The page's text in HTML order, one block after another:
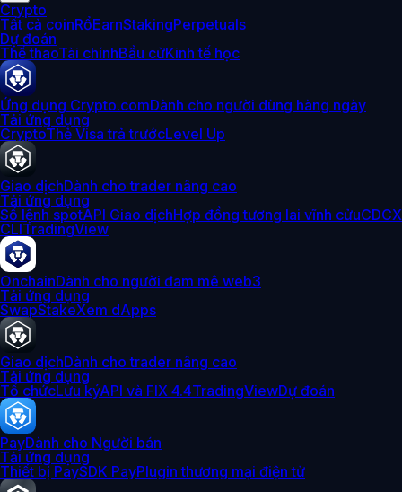
Crypto
Tất cả coinRổEarnStakingPerpetuals
Dự đoán
Thể thaoTài chínhBầu cửKinh tế học
Ứng dụng Crypto.comDành cho người dùng hàng ngày
Tải ứng dụng
CryptoThẻ Visa trả trướcLevel Up
Giao dịchDành cho trader nâng cao
Tải ứng dụng
Sổ lệnh spotAPI Giao dịchHợp đồng tương lai vĩnh cửuCDCX
CLITradingView
OnchainDành cho người đam mê web3
Tải ứng dụng
SwapStakeXem dApps
Giao dịchDành cho trader nâng cao
Tải ứng dụng
Tổ chứcLưu kýAPI và FIX 4.4TradingViewDự đoán
PayDành cho Người bán
Tải ứng dụng
Thiết bị PaySDK PayPlugin thương mại điện tử